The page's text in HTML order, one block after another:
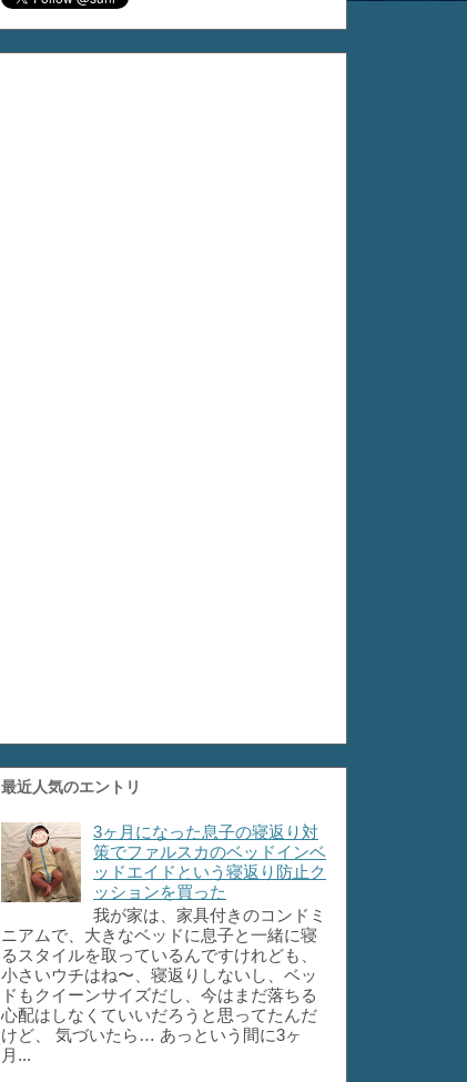
最近人気のエントリ
3ヶ月になった息子の寝返り対
策でファルスカのベッドインベ
ッドエイドという寝返り防止ク
ッションを買った
我が家は、家具付きのコンドミ
ニアムで、大きなベッドに息子と一緒に寝
るスタイルを取っているんですけれども、
小さいウチはね〜、寝返りしないし、ベッ
ドもクイーンサイズだし、今はまだ落ちる
心配はしなくていいだろうと思ってたんだ
けど、 気づいたら… あっという間に3ヶ
月...